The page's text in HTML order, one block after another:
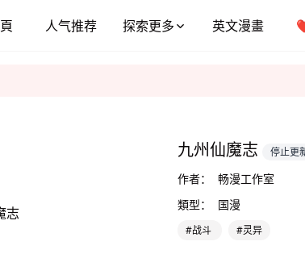
人气推荐 探索更多 英文漫畫
九州仙魔志 停止更
作者：
畅漫工作室
類型：
国漫
#战斗 #灵异